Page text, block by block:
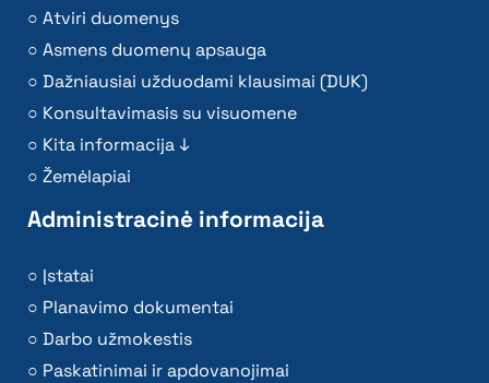
Atviri duomenys
Asmens duomenų apsauga
Dažniausiai užduodami klausimai (DUK)
Konsultavimasis su visuomene
Kita informacija ↓
Žemėlapiai
Administracinė informacija
Įstatai
Planavimo dokumentai
Darbo užmokestis
Paskatinimai ir apdovanojimai